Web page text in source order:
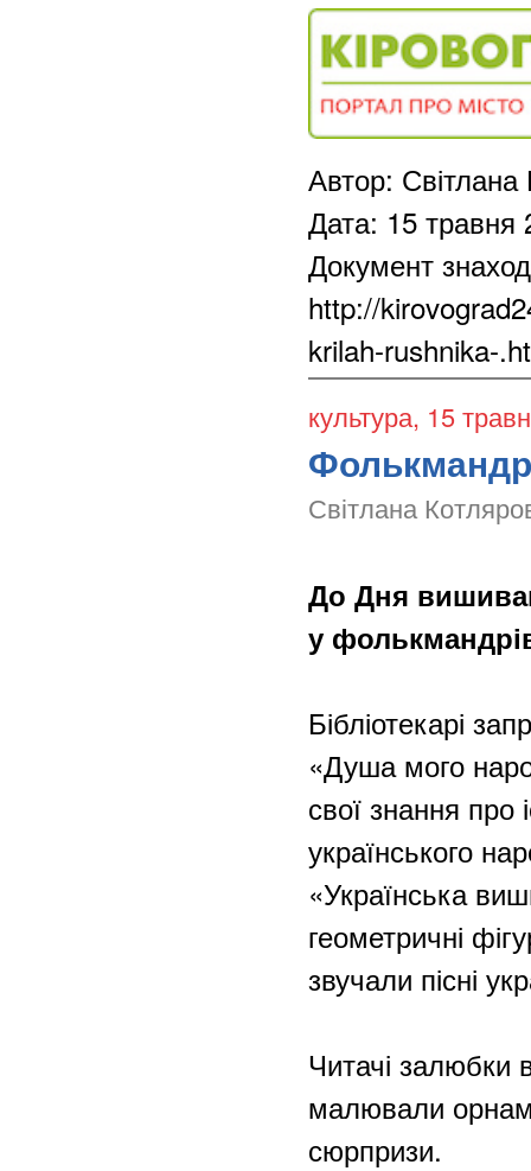
Автор: Світлана
Дата: 15 травня
Документ
http://
krilah-rushnika-
культура, 15
Світлана
До Дня
у
Бібліотекарі
«Душа мого
свої знання про
українського
«Українська
геометричні
звучали пісні
Читачі залюбки
малювали
сюрпризи.